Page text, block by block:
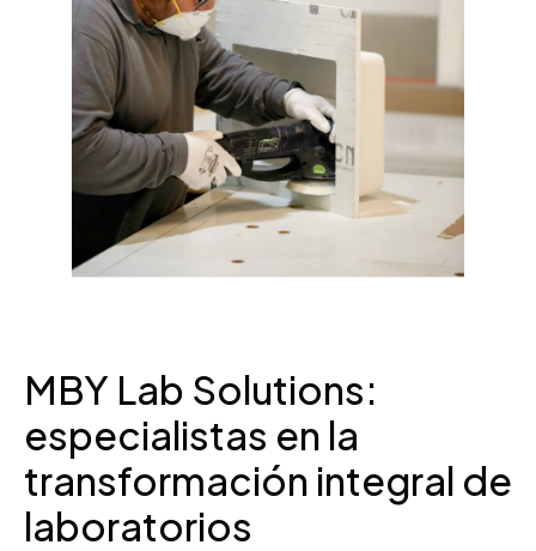
MBY Lab Solutions:
especialistas en la
transformación integral de
laboratorios